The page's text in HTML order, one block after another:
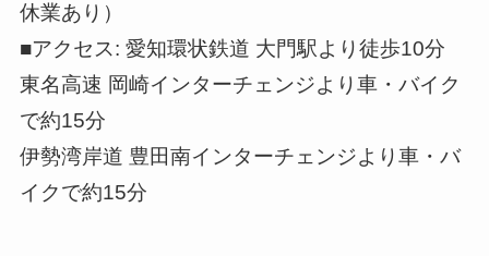
休業あり）
■アクセス: 愛知環状鉄道 大門駅より徒歩10分
東名高速 岡崎インターチェンジより車・バイク
で約15分
伊勢湾岸道 豊田南インターチェンジより車・バ
イクで約15分